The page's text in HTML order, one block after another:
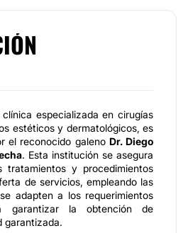
especializada en cirugías
estéticos y dermatológicos, es
el reconocido galeno Dr. Diego
. Esta institución se asegura
tratamientos y procedimientos
de servicios, empleando las
adapten a los requerimientos
garantizar la obtención de
garantizada.